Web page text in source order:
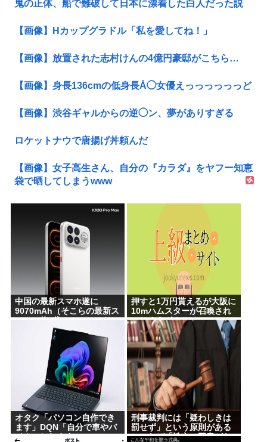
鬼の正体、船で難破して日本に漂着した白人だった説
【画像】Hカップグラドル「私を愛してね！」
【画像】放置された志村けんの4億円豪邸がこちら…
【画像】身長136cmの低身長Å◯女優えっっっっっっど
【画像】渋谷ギャルからの逆◯ン、夢がありすぎる
ロケットナウで唐揚げ丼頼んだ
【画像】女子高生さん、自分の『カラダ』をヤフー知恵
袋で晒してしまうwww
中国の最新スマホ遂に
9070mAh（そこらの最新ス
マホの約2倍）のバッテリー
を積んでしまうwww
押すと1万円貰えるが大阪に
10mハムスターが召喚され
てしまうボタン
オタク「パソコン自作でき
ます」DQN「自分で車やバ
イクいじれます」
刑事裁判には「疑わしきは
罰せず」という原則がある
のになぜ「性交の同意がな